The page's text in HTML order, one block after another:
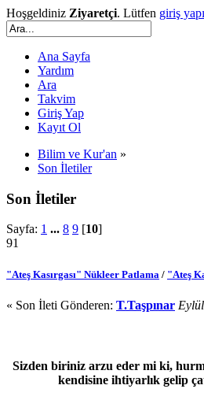
Hoşgeldiniz Ziyaretçi. Lütfen giriş
Ana Sayfa
Yardım
Ara
Takvim
Giriş Yap
Kayıt Ol
Bilim ve Kur'an »
Son İletiler
Son İletiler
Sayfa: 1 ... 8 9 [10]
91
"Ateş Kasırgası" Nükleer Patlama / "Ateş
« Son İleti Gönderen: T.Taşpınar
Sizden biriniz arzu eder mi ki,
kendisine ihtiyarlık gelip